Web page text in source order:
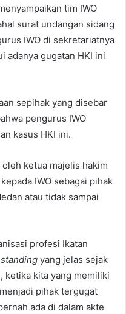
tim IWO
surat undangan sidang
IWO di sekretariatnya
adanya gugatan HKI ini
sepihak yang disebar
pengurus IWO
kasus HKI ini.
ketua majelis hakim
IWO sebagai pihak
atau tidak sampai
profesi Ikatan
yang jelas sejak
ketika kita yang memiliki
pihak tergugat
ada di dalam akte